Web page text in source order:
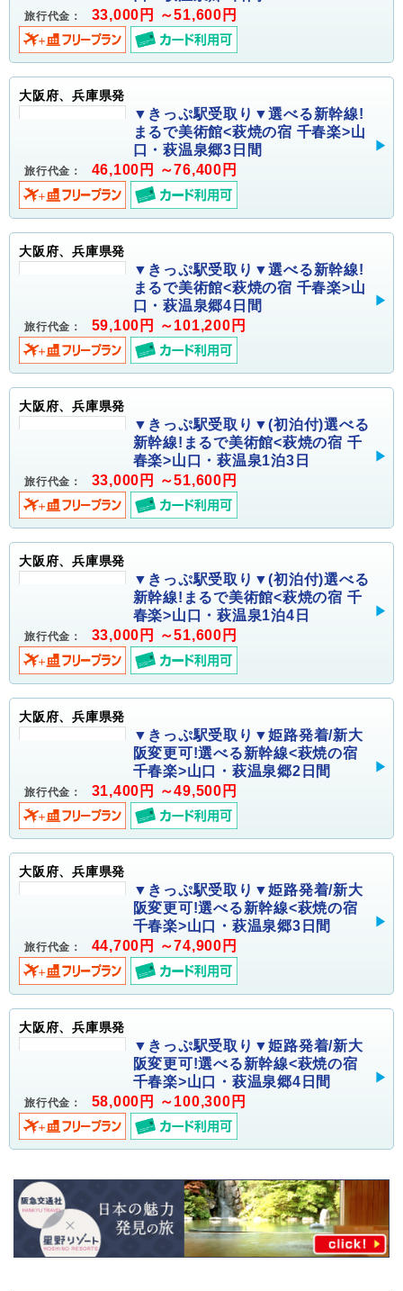
旅行代金： 33,000円 ～51,600円
大阪府、兵庫県発
▼きっぷ駅受取り▼選べる新幹線!
まるで美術館<萩焼の宿 千春楽>山
口・萩温泉郷3日間
旅行代金： 46,100円 ～76,400円
大阪府、兵庫県発
▼きっぷ駅受取り▼選べる新幹線!
まるで美術館<萩焼の宿 千春楽>山
口・萩温泉郷4日間
旅行代金： 59,100円 ～101,200円
大阪府、兵庫県発
▼きっぷ駅受取り▼(初泊付)選べる
新幹線!まるで美術館<萩焼の宿 千
春楽>山口・萩温泉1泊3日
旅行代金： 33,000円 ～51,600円
大阪府、兵庫県発
▼きっぷ駅受取り▼(初泊付)選べる
新幹線!まるで美術館<萩焼の宿 千
春楽>山口・萩温泉1泊4日
旅行代金： 33,000円 ～51,600円
大阪府、兵庫県発
▼きっぷ駅受取り▼姫路発着/新大
阪変更可!選べる新幹線<萩焼の宿
千春楽>山口・萩温泉郷2日間
旅行代金： 31,400円 ～49,500円
大阪府、兵庫県発
▼きっぷ駅受取り▼姫路発着/新大
阪変更可!選べる新幹線<萩焼の宿
千春楽>山口・萩温泉郷3日間
旅行代金： 44,700円 ～74,900円
大阪府、兵庫県発
▼きっぷ駅受取り▼姫路発着/新大
阪変更可!選べる新幹線<萩焼の宿
千春楽>山口・萩温泉郷4日間
旅行代金： 58,000円 ～100,300円